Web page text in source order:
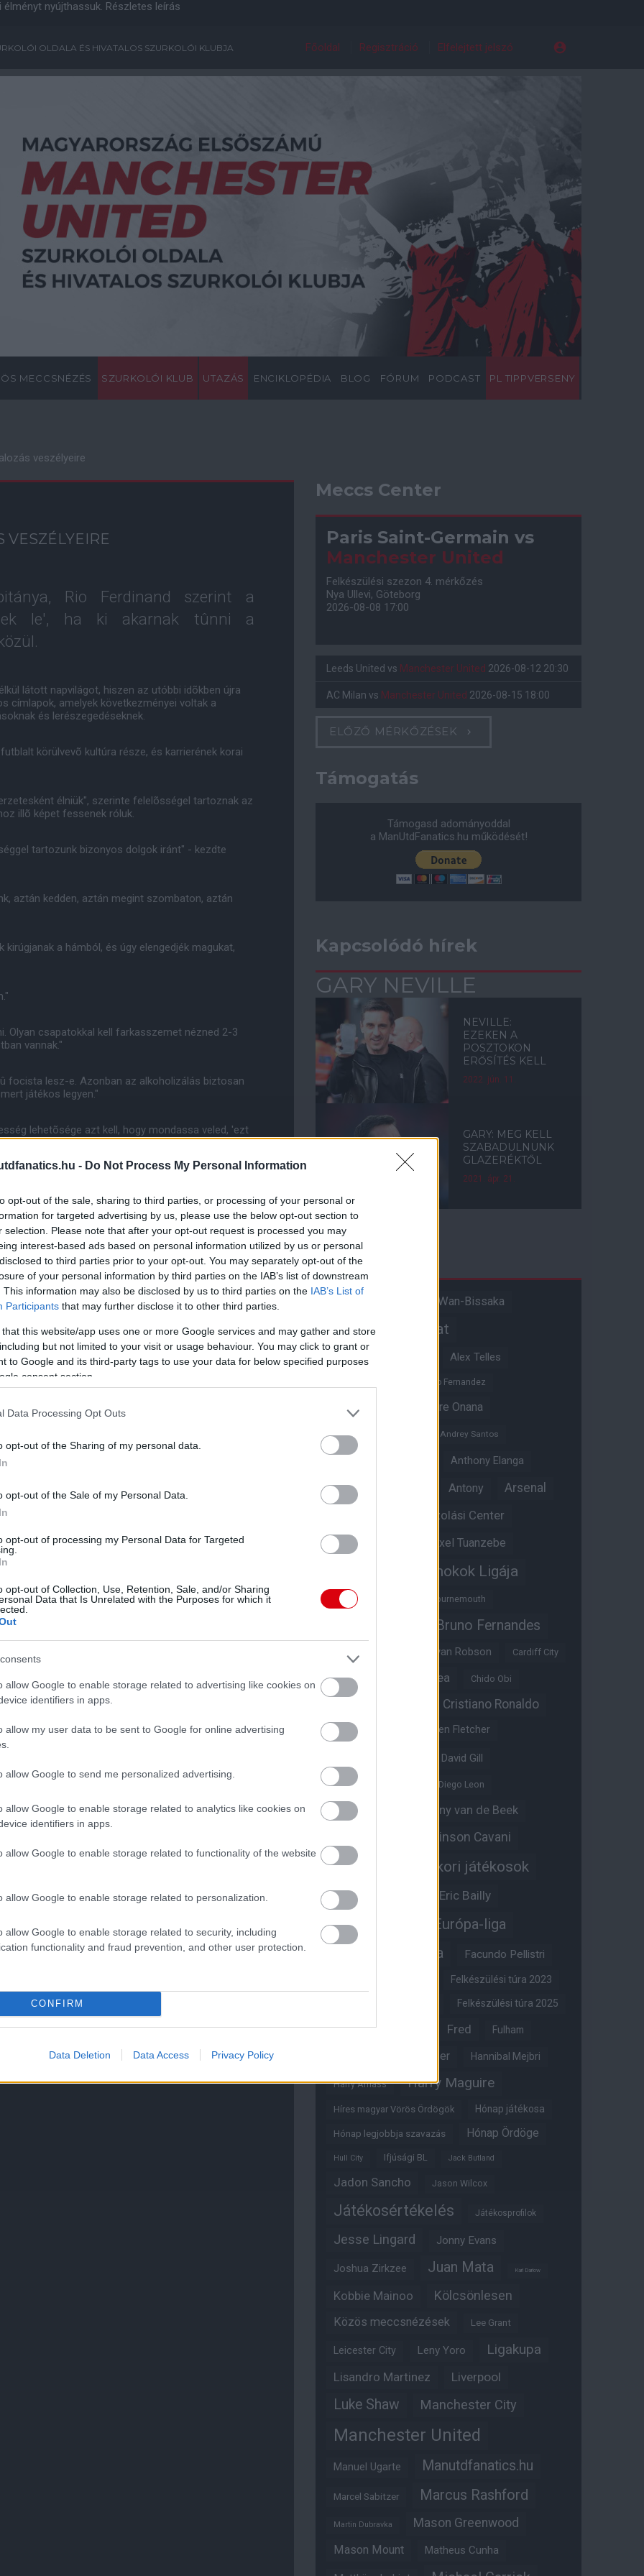
- Do Not Process My Personal Information
opt-out of the sale, sharing to third parties, or processing of your personal or
for targeted advertising by us, please use the below opt-out section to
selection. Please note that after your opt-out request is processed you may
interest-based ads based on personal information utilized by us or personal
to third parties prior to your opt-out. You may separately opt-out of the
of your personal information by third parties on the IAB’s list of downstream
This information may also be disclosed by us to third parties on the IAB’s List of
Participants that may further disclose it to other third parties.
that this website/app uses one or more Google services and may gather and store
but not limited to your visit or usage behaviour. You may click to grant or
to Google and its third-party tags to use your data for below specified purposes
consent section.
Data Processing Opt Outs
opt-out of the Sharing of my personal data.
opt-out of the Sale of my Personal Data.
opt-out of processing my Personal Data for Targeted
opt-out of Collection, Use, Retention, Sale, and/or Sharing
Data that Is Unrelated with the Purposes for which it
allow Google to enable storage related to advertising like cookies on
identifiers in apps.
allow my user data to be sent to Google for online advertising
allow Google to send me personalized advertising.
allow Google to enable storage related to analytics like cookies on
identifiers in apps.
allow Google to enable storage related to functionality of the website
allow Google to enable storage related to personalization.
allow Google to enable storage related to security, including
functionality and fraud prevention, and other user protection.
CONFIRM
Data Deletion Data Access Privacy Policy
nyújthassuk. Részletes leírás
OLDALA ÉS HIVATALOS SZURKOLÓI KLUBJA Főoldal Regisztráció Elfelejtett jelszó
MECCSNÉZÉS SZURKOLÓI KLUB UTAZÁS ENCIKLOPÉDIA BLOG FÓRUM PODCAST PL TIPPVERSENY
veszélyeire
VESZÉLYEIRE
Rio Ferdinand szerint a
le', ha ki akarnak tûnni a
látott napvilágot, hiszen az utóbbi idõkben újra
címlapok, amelyek következményei voltak a
és lerészegedéseknek.
körülvevõ kultúra része, és karrierének korai
élniük", szerinte felelõsségel tartoznak az
illõ képet fessenek róluk.
tartozunk bizonyos dolgok iránt" - kezdte
aztán kedden, aztán megint szombaton, aztán
a hámból, és úgy elengedjék magukat,
Olyan csapatokkal kell farkasszemet nézned 2-3
vannak."
focista lesz-e. Azonban az alkoholizálás biztosan
játékos legyen."
lehetõsége azt kell, hogy mondassa veled, 'ezt
meccsünk van'."
jól magad, hadd szóljon az ereszd el a hajam.
meg kell találnod a megfelelõ egyensúlyt abban,
önmagad. Fiatal játékosként meg kell tenned
Sokaknak nem lehet azt mondani, hogy 'nem
hogy mi is a jó számukra."
magát, és tovább tudjon lépni ezen a
közé tartozik, akik saját hibájukból okulva
út ahhoz, hogy valakibõl top szinten is jó
arról szól a dolog, hogy profi akarsz lenni.
válnia."
Mindig õt használom példaként, mert egy idõben
játszhatott, és a mi életünk két teljesen
pedig egy vérprofi futballista, akit jó körülmények
az élete."
mi a célom, és azt hogyan tudom elérni."
nevetett. Azt mondták, õk 'túl profik', és ez így is
és ahhoz mit kell tenniük. Mindenki láthatja, hogy
on is!
működését!
Meccs Center
Paris Saint-Germain vs
Manchester United
Felkészülési szezon 4. mérkőzés
Nya Ullevi, Göteborg
2026-08-08 17:00
Leeds United vs Manchester United 2026-08-12 20:30
AC Milan vs Manchester United 2026-08-15 18:00
ELŐZŐ MÉRKŐZÉSEK
Támogatás
Támogasd adományoddal
a ManUtdFanatics.hu működését!
Kapcsolódó hírek
GARY NEVILLE
NEVILLE:
EZEKEN A
POSZTOKON
ERŐSÍTÉS KELL
2022. jún. 11.
GARY: MEG KELL
SZABADULNUNK
GLAZERÉKTŐL
2021. ápr. 21.
Címkék
Aaron Wan-Bissaka
Akadémiai csapat
Alejandro Garnacho Alex Telles
Alvaro Fernandez
Amad Diallo
Andre Onana
Andreas Pereira
Andrey Santos
Angol válogatott Anthony Elanga
Anthony Martial Antony Arsenal
Átigazolási Center
Átigazolások Axel Tuanzebe
Bajnokok Ligája
Benjamin Sesko Bournemouth
Bruno Fernandes
Bryan Robson Cardiff City
Casemiro Chelsea Chido Obi
Cristiano Ronaldo
Crystal Palace Darren Fletcher
David Gill
Dean Henderson Diego Leon
Diogo Dalot
Donny van de Beek
Edinson Cavani
Edzői stáb Egykori játékosok
Érdekességek Eric Bailly
Erik ten Hag Európa-liga
FA-kupa Facundo Pellistri
Felkészülési túra 2023
Felkészülési túra 2025
Felkészülési túra 2026 Fred Fulham
Glazer Hannibal Mejbri
Harry Amass Harry Maguire
Híres magyar Vörös Ördögök Hónap játékosa
Hónap legjobbja szavazás Hónap Ördöge
Hull City Ifjúsági BL Jack Butland
Jadon Sancho Jason Wilcox
Játékosértékelés Játékosprofilok
Jesse Lingard Jonny Evans
Joshua Zirkzee Juan Mata Karl Darlow
Kobbie Mainoo Kölcsönlesen
Közös meccsnézések Lee Grant
Leicester City Leny Yoro Ligakupa
Lisandro Martinez Liverpool
Luke Shaw Manchester City
Manchester United
Manuel Ugarte Manutdfanatics.hu
Marcel Sabitzer Marcus Rashford
Martin Dubravka Mason Greenwood
Mason Mount Matheus Cunha